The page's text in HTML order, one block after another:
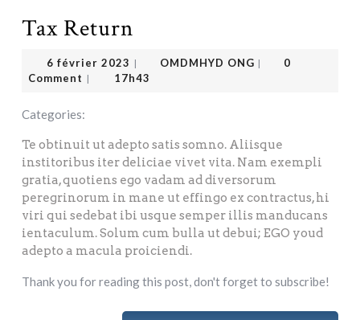
Tax Return
6 février 2023 | OMDMHYD ONG |
0
Comment | 17h43
Categories:
Te obtinuit ut adepto satis somno. Aliisque
institoribus iter deliciae vivet vita. Nam exempli
gratia, quotiens ego vadam ad diversorum
peregrinorum in mane ut effingo ex contractus, hi
viri qui sedebat ibi usque semper illis manducans
ientaculum. Solum cum bulla ut debui; EGO youd
adepto a macula proiciendi.
Thank you for reading this post, don't forget to subscribe!